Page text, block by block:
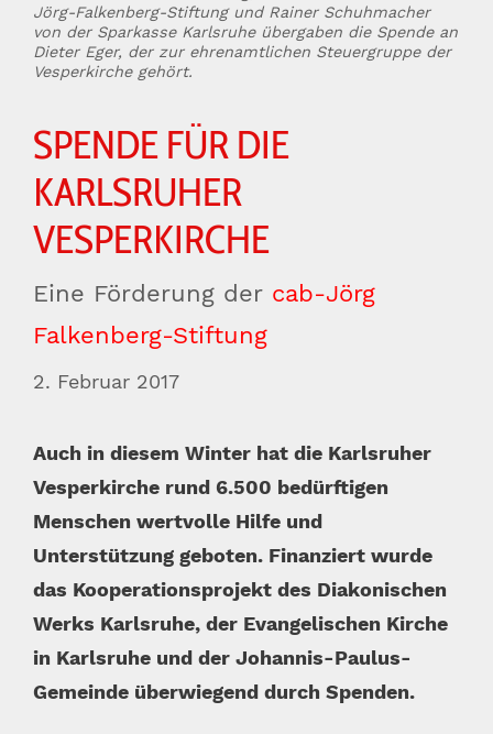
Jörg-Falkenberg-Stiftung und Rainer Schuhmacher
von der Sparkasse Karlsruhe übergaben die Spende an
Dieter Eger, der zur ehrenamtlichen Steuergruppe der
Vesperkirche gehört.
SPENDE FÜR DIE
KARLSRUHER
VESPERKIRCHE
Eine Förderung der cab-Jörg
Falkenberg-Stiftung
2. Februar 2017
Auch in diesem Winter hat die Karlsruher
Vesperkirche rund 6.500 bedürftigen
Menschen wertvolle Hilfe und
Unterstützung geboten. Finanziert wurde
das Kooperationsprojekt des Diakonischen
Werks Karlsruhe, der Evangelischen Kirche
in Karlsruhe und der Johannis-Paulus-
Gemeinde überwiegend durch Spenden.